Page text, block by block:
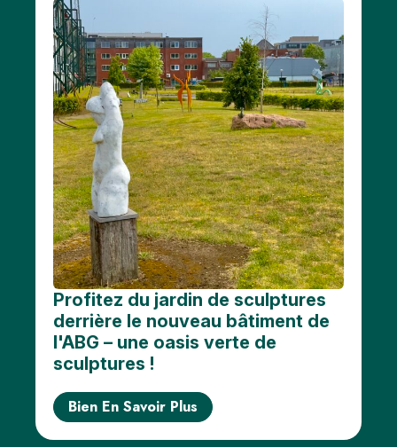
Bataille
de
l'Escaut
Stationnement
Ici,
vous
pouvez
aller aux
toilettes
Plus
d'options..
cliquez
sur les
blocsProfitez du jardin de sculptures
derrière le nouveau bâtiment de
l'ABG – une oasis verte de
sculptures !
Bien En Savoir Plus